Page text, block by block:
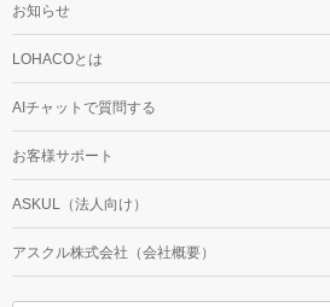
お知らせ
LOHACOとは
AIチャットで質問する
お客様サポート
ASKUL（法人向け）
アスクル株式会社（会社概要）